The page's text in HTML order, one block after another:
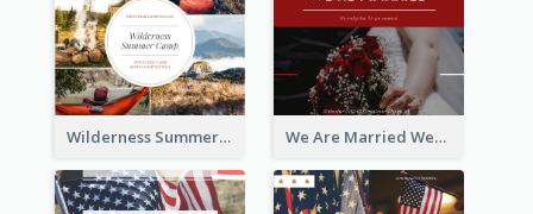
Wilderness Summer Camp Facebook Post We Are Married Wedding Facebook Post